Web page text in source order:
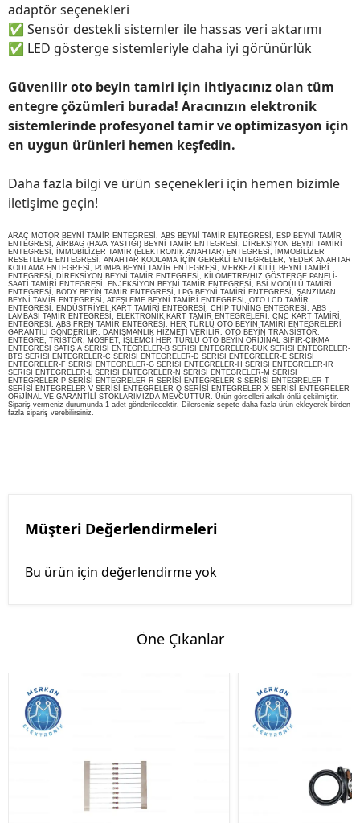
adaptör seçenekleri
✅ Sensör destekli sistemler ile hassas veri aktarımı
✅ LED gösterge sistemleriyle daha iyi görünürlük
Güvenilir oto beyin tamiri için ihtiyacınız olan tüm
entegre çözümleri burada! Aracınızın elektronik
sistemlerinde profesyonel tamir ve optimizasyon için
en uygun ürünleri hemen keşfedin.
Daha fazla bilgi ve ürün seçenekleri için hemen bizimle
iletişime geçin!
ARAÇ MOTOR BEYNİ TAMİR ENTEGRESİ, ABS BEYNİ TAMİR ENTEGRESİ, ESP BEYNİ TAMİR
ENTEGRESİ, AİRBAG (HAVA YASTIĞI) BEYNİ TAMİR ENTEGRESİ, DİREKSİYON BEYNİ TAMİRİ
ENTEGRESİ, İMMOBİLİZER TAMİR (ELEKTRONİK ANAHTAR) ENTEGRESİ, İMMOBİLİZER
RESETLEME ENTEGRESİ, ANAHTAR KODLAMA İÇİN GEREKLİ ENTEGRELER, YEDEK ANAHTAR
KODLAMA ENTEGRESİ, POMPA BEYNİ TAMİR ENTEGRESİ, MERKEZİ KİLİT BEYNİ TAMİRİ
ENTEGRESİ, DİREKSİYON BEYNİ TAMİR ENTEGRESİ, KİLOMETRE/HIZ GÖSTERGE PANELİ-
SAATİ TAMİRİ ENTEGRESİ, ENJEKSİYON BEYNİ TAMİR ENTEGRESİ, BSİ MODÜLÜ TAMİRİ
ENTEGRESİ, BODY BEYİN TAMİR ENTEGRESİ, LPG BEYNİ TAMİRİ ENTEGRESİ, ŞANZIMAN
BEYNİ TAMİR ENTEGRESİ, ATEŞLEME BEYNİ TAMİRİ ENTEGRESİ, OTO LCD TAMİR
ENTEGRESİ, ENDÜSTRİYEL KART TAMİRİ ENTEGRESİ, CHİP TUNİNG ENTEGRESİ, ABS
LAMBASI TAMİR ENTEGRESİ, ELEKTRONİK KART TAMİR ENTEGRELERİ, CNC KART TAMİRİ
ENTEGRESİ, ABS FREN TAMİR ENTEGRESİ, HER TÜRLÜ OTO BEYİN TAMİRİ ENTEGRELERİ
GARANTİLİ GÖNDERİLİR. DANIŞMANLIK HİZMETİ VERİLİR, OTO BEYİN TRANSİSTÖR,
ENTEGRE, TRİSTÖR, MOSFET, İŞLEMCİ HER TÜRLÜ OTO BEYİN ORİJİNAL SIFIR-ÇIKMA
ENTEGRESİ SATIŞ.A SERİSİ ENTEGRELER-B SERİSİ ENTEGRELER-BUK SERİSİ ENTEGRELER-
BTS SERİSİ ENTEGRELER-C SERİSİ ENTEGRELER-D SERİSİ ENTEGRELER-E SERİSİ
ENTEGRELER-F SERİSİ ENTEGRELER-G SERİSİ ENTEGRELER-H SERİSİ ENTEGRELER-IR
SERİSİ ENTEGRELER-L SERİSİ ENTEGRELER-N SERİSİ ENTEGRELER-M SERİSİ
ENTEGRELER-P SERİSİ ENTEGRELER-R SERİSİ ENTEGRELER-S SERİSİ ENTEGRELER-T
SERİSİ ENTEGRELER-V SERİSİ ENTEGRELER-Q SERİSİ ENTEGRELER-X SERİSİ ENTEGRELER
ORiJİNAL VE GARANTİLİ STOKLARIMIZDA MEVCUTTUR. Ürün görselleri arkalı önlü çekilmiştir.
Sipariş vermeniz durumunda 1 adet gönderilecektir. Dilerseniz sepete daha fazla ürün ekleyerek birden
fazla sipariş verebilirsiniz.
Müşteri Değerlendirmeleri
Bu ürün için değerlendirme yok
Öne Çıkanlar